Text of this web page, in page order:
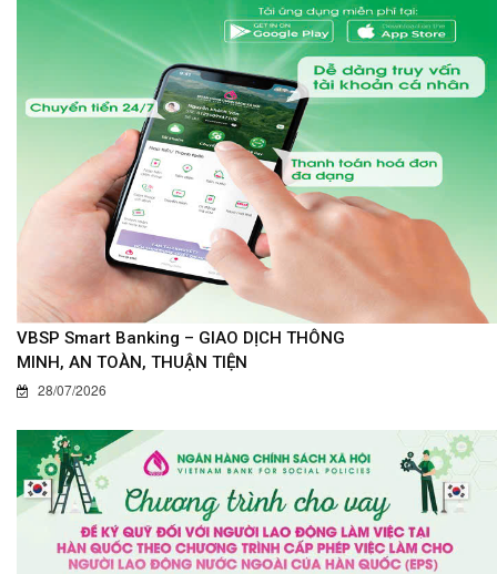
VBSP Smart Banking – GIAO DỊCH THÔNG
MINH, AN TOÀN, THUẬN TIỆN
28/07/2026